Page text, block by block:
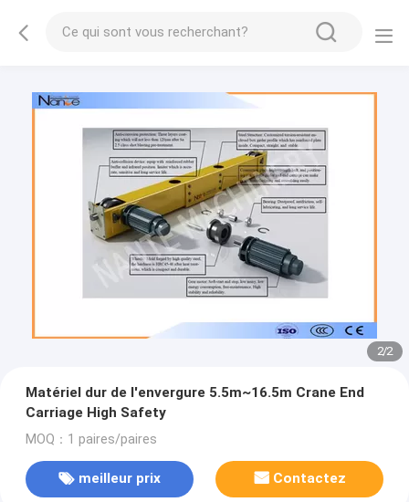
2/2
Matériel dur de l'envergure 5.5m~16.5m Crane End
Carriage High Safety
MOQ：1 paires/paires
meilleur prix Contactez